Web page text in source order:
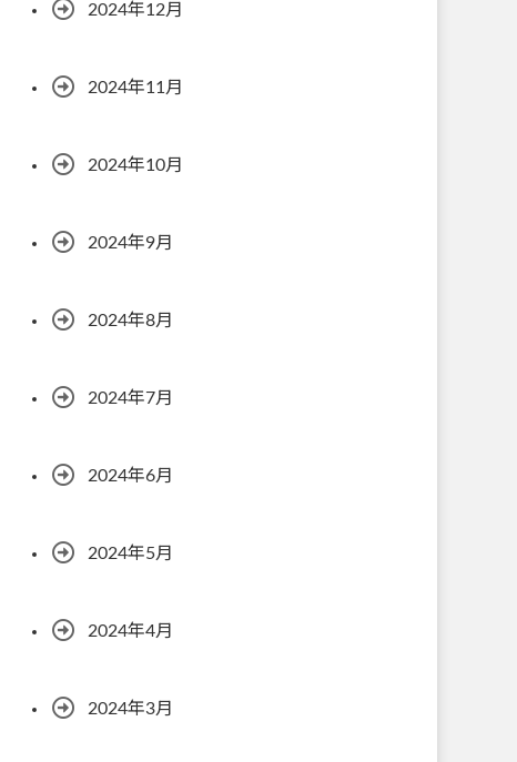
2024年12月
2024年11月
2024年10月
2024年9月
2024年8月
2024年7月
2024年6月
2024年5月
2024年4月
2024年3月